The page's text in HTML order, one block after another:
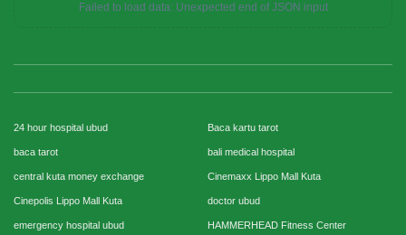
Failed to load data: Unexpected end of JSON input
24 hour hospital ubud Baca kartu tarot
baca tarot bali medical hospital
central kuta money exchange Cinemaxx Lippo Mall Kuta
Cinepolis Lippo Mall Kuta doctor ubud
emergency hospital ubud HAMMERHEAD Fitness Center